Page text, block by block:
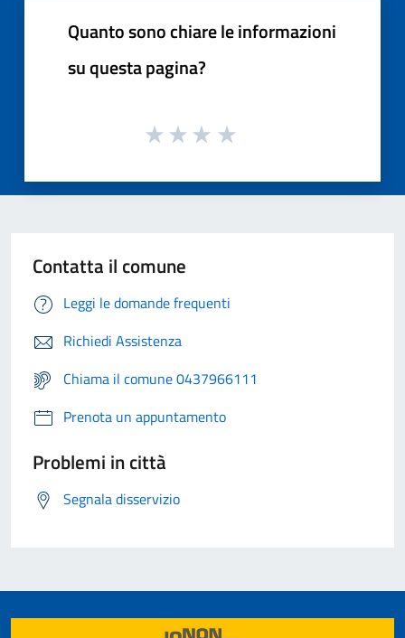
Quanto sono chiare le informazioni
su questa pagina?
Contatta il comune
Leggi le domande frequenti
Richiedi Assistenza
Chiama il comune 0437966111
Prenota un appuntamento
Problemi in città
Segnala disservizio